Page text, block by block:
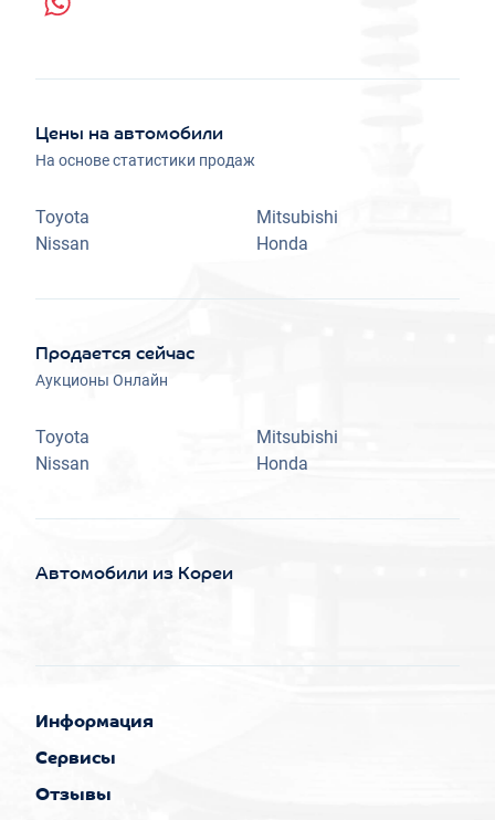
Цены на автомобили
На основе статистики продаж
Toyota
Nissan
Mitsubishi
Honda
Продается сейчас
Аукционы Онлайн
Toyota
Nissan
Mitsubishi
Honda
Автомобили из Кореи
Информация
Сервисы
Отзывы